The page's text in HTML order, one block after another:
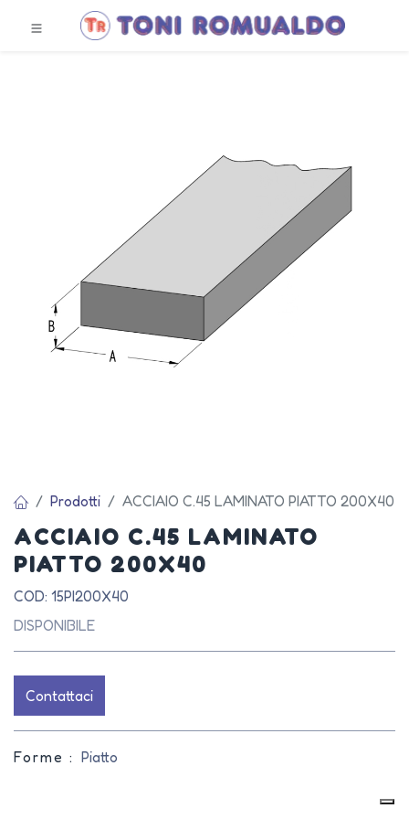
Prodotti ACCIAIO C.45 LAMINATO PIATTO 200X40
ACCIAIO C.45 LAMINATO
PIATTO 200X40
COD: 15PI200X40
DISPONIBILE
Contattaci
Forme : Piatto